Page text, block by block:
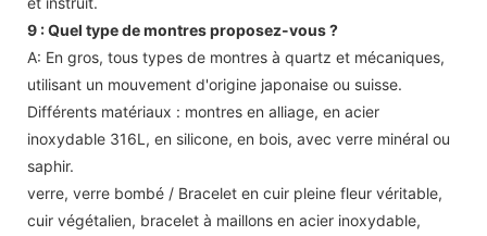
9 : Quel type de montres proposez-vous ?
A: En gros, tous types de montres à quartz et mécaniques,
utilisant un mouvement d'origine japonaise ou suisse.
Différents matériaux : montres en alliage, en acier
inoxydable 316L, en silicone, en bois, avec verre minéral ou
saphir.
verre, verre bombé / Bracelet en cuir pleine fleur véritable,
cuir végétalien, bracelet à maillons en acier inoxydable,